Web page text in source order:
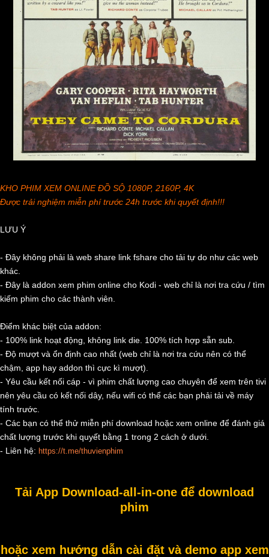
KHO PHIM XEM ONLINE ĐỒ SỘ 1080P, 2160P, 4K
Được trải nghiệm miễn phí trước 24h trước khi quyết định!!!
LƯU Ý
- Đây không phải là web share link fshare cho tải tự do như các web
khác.
- Đây là addon xem phim online cho Kodi - web chỉ là nơi tra cứu / tìm
kiếm phim cho các thành viên.
Điểm khác biệt của addon:
- 100% link hoạt động, không link die. 100% tích hợp sẵn sub.
- Độ mượt và ổn định cao nhất (web chỉ là nơi tra cứu nên có thể
chậm, app hay addon thì cực kì mượt).
- Yêu cầu kết nối cáp - vì phim chất lượng cao chuyên để xem trên tivi
nên yêu cầu có kết nối dây, nếu wifi có thể các bạn phải tải về máy
tính trước.
- Các bạn có thể thử miễn phí download hoặc xem online để đánh giá
chất lượng trước khi quyết bằng 1 trong 2 cách ở dưới.
- Liên hệ: https://t.me/thuvienphim
Tải App Download-all-in-one để download
phim
hoặc xem hướng dẫn cài đặt và demo app xem